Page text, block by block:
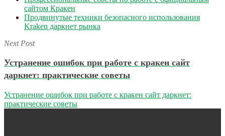
сайтом Кракен
Продвинутые техники безопасного использования
Kraken даркнет рынка
Next Post
Устранение ошибок при работе с кракен сайт
даркнет: практические советы
Устранение ошибок при работе с кракен сайт даркнет:
практические советы